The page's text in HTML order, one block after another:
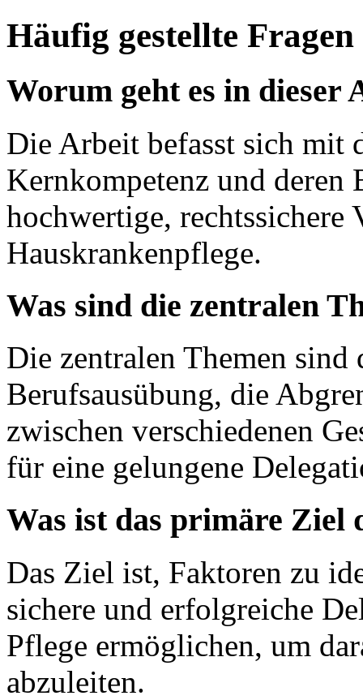
Häufig gestellte Fragen
Worum geht es in dieser
Die Arbeit befasst sich mit
Kernkompetenz und
hochwertige,
Hauskrankenpflege.
Was sind die zentralen
Die zentralen Themen sind
Berufsausübung, die
zwischen verschiedenen
für eine gelungene
Was ist das primäre Ziel
Das Ziel ist, Faktoren zu
sichere und erfolgreiche
Pflege ermöglichen, um
abzuleiten.